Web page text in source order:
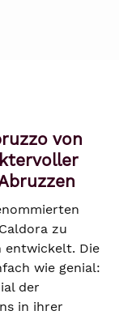
von
zu
entwickelt. Die
wie genial:
der
in ihrer